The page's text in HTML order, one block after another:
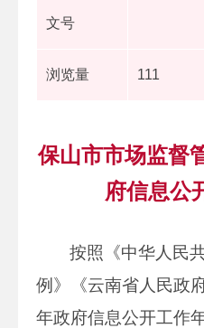
文号
浏览量 111
保山市市场监督
府信息公
按照《中华人民
例》《云南省人民政
年政府信息公开工作